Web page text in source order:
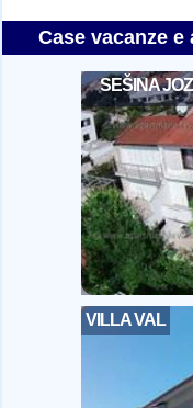
Case vacanze e
SEŠINA
VILLA VAL